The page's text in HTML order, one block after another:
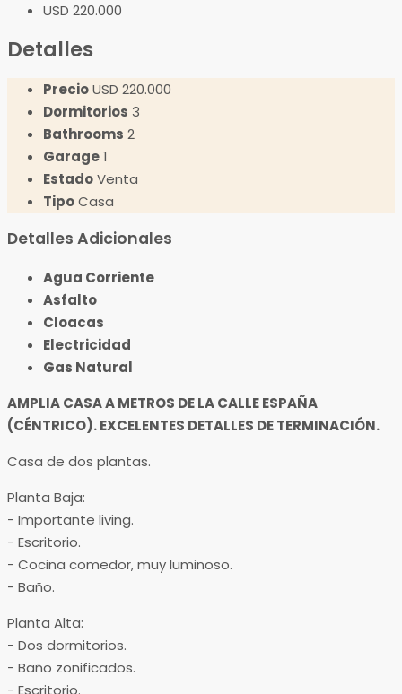
USD 220.000
Detalles
PrecioUSD 220.000
Dormitorios 3
Bathrooms 2
Garage1
EstadoVenta
TipoCasa
Detalles Adicionales
Agua Corriente
Asfalto
Cloacas
Electricidad
Gas Natural
AMPLIA CASA A METROS DE LA CALLE ESPAÑA
(CÉNTRICO). EXCELENTES DETALLES DE TERMINACIÓN.
Casa de dos plantas.
Planta Baja:
​- Importante living.
​- Escritorio.
​- Cocina comedor, muy luminoso.
​- Baño.
Planta Alta:
​- Dos dormitorios.
​- Baño zonificados.
​- Escritorio.